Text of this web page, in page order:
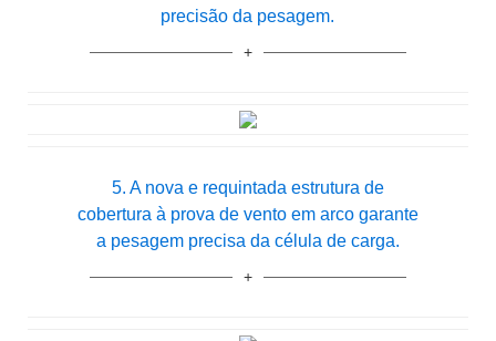
precisão da pesagem.
5. A nova e requintada estrutura de
cobertura à prova de vento em arco garante
a pesagem precisa da célula de carga.